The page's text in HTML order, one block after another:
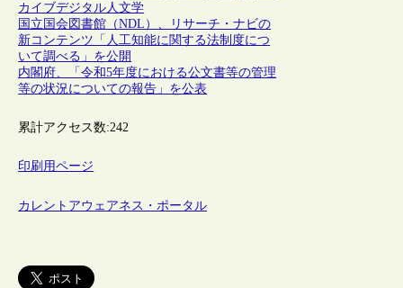
カイブデジタル人文学
国立国会図書館（NDL）、リサーチ・ナビの
新コンテンツ「人工知能に関する法制度につ
いて調べる」を公開
内閣府、「令和5年度における公文書等の管理
等の状況についての報告」を公表
累計アクセス数:242
印刷用ページ
カレントアウェアネス・ポータル